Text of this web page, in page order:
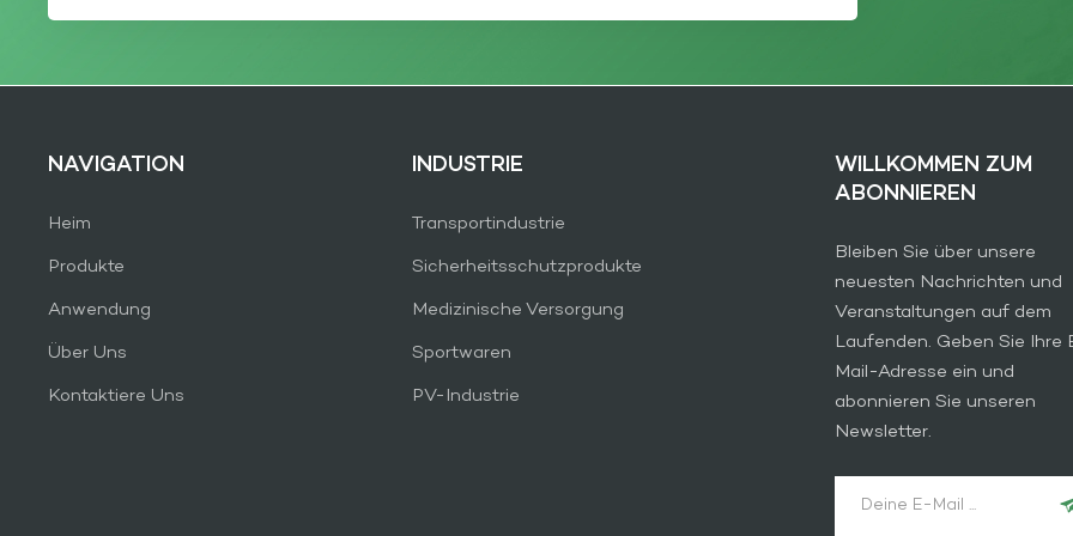
NAVIGATION
Heim
Produkte
Anwendung
Über Uns
Kontaktiere Uns
INDUSTRIE
Transportindustrie
Sicherheitsschutzprodukte
Medizinische Versorgung
Sportwaren
PV-Industrie
WILLKOMMEN ZUM
ABONNIEREN
Bleiben Sie über unsere
neuesten Nachrichten und
Veranstaltungen auf dem
Laufenden. Geben Sie Ihre
Mail-Adresse ein und
abonnieren Sie unseren
Newsletter.